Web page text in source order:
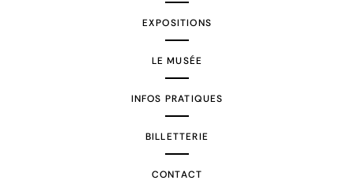
EXPOSITIONS
LE MUSÉE
INFOS PRATIQUES
BILLETTERIE
CONTACT